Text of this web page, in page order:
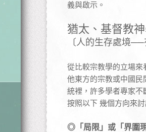
義與啟示。
猶太、基督教
〔人的生存處境
從比較宗教學的立場
他東方的宗教或中國
統裡，許多學者專家
按照以下 幾個方向來
◎「局限」或「界圍